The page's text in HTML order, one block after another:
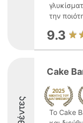
την
9.3
Cake
Το Cake